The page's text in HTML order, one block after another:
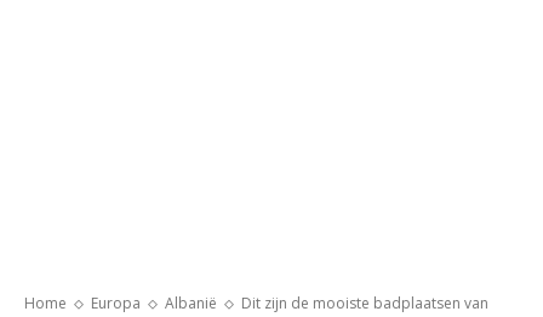
Home Europa Albanië
Dit zijn de mooiste badplaatsen van